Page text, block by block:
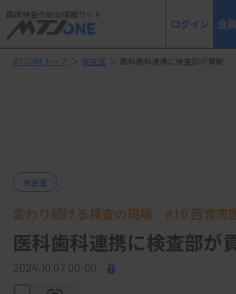
臨床検査の総合情報サイト
ログイン 会
MTJONEトップ ＞ 検査室 ＞ 医科歯科連携に検査部が貢献
検査室
変わり続ける検査の現場 #10 西宮市
医科歯科連携に検査部が
2024.10.07 00:00